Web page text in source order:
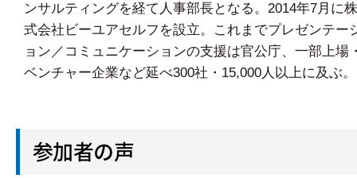
ンサルティングを経て人事部長となる。2014年7月に株
式会社ビーユアセルフを設立。これまでプレゼンテー
ョン／コミュニケーションの支援は官公庁、一部上場
ベンチャー企業など延べ300社・15,000人以上に及ぶ。
参加者の声